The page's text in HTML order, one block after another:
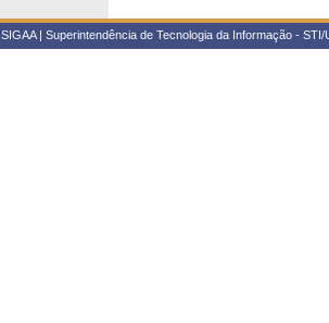
SIGAA | Superintendência de Tecnologia da Informação -